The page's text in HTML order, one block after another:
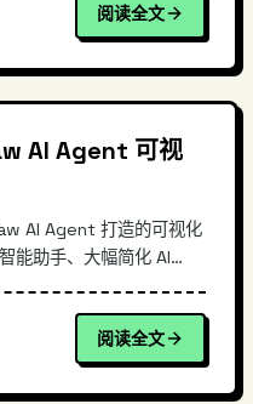
提供参考。阅读全文
AI Agent 可视
AI Agent 打造的可视化
能助手、大幅简化 AI
手高效的 AI Agent 管理
阅读全文